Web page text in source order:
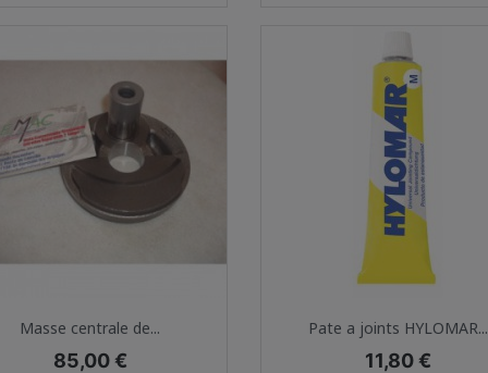
Aperçu rapide
Masse centrale de...
Prix
85,00 €
 Aperçu rapide
Pate a joints HYLOMAR...
Prix
11,80 €